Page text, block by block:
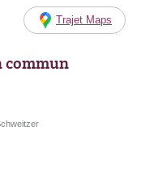
Trajet Maps
commun